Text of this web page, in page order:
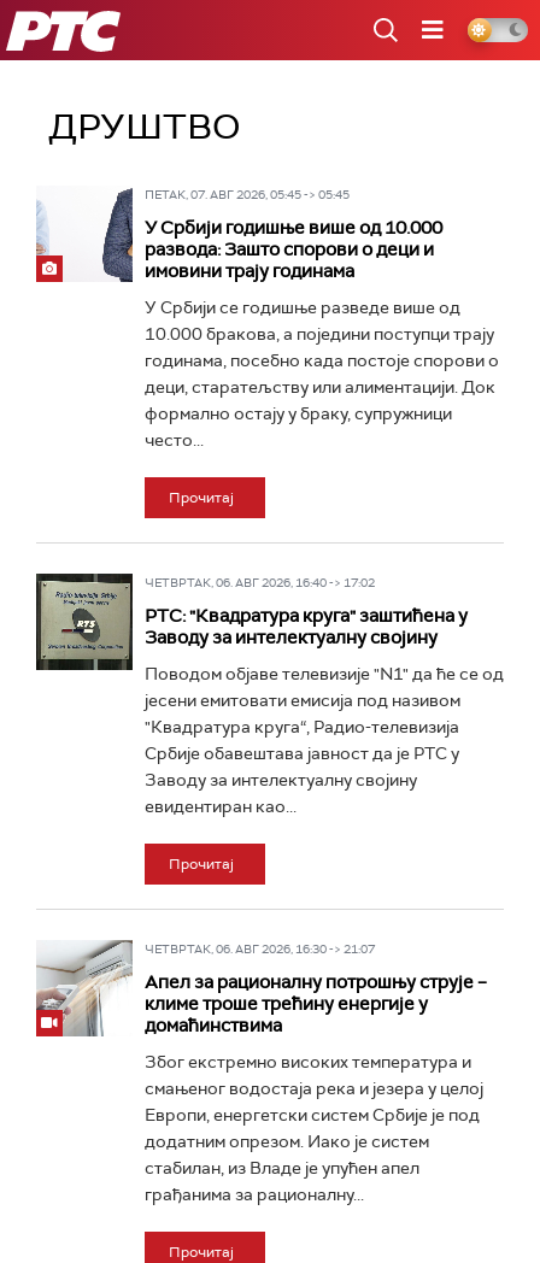
РТС
ДРУШТВО
ПЕТАК, 07. АВГ 2026, 05:45 -> 05:45
У Србији годишње више од 10.000
развода: Зашто спорови о деци и
имовини трају годинама
У Србији се годишње разведе више од
10.000 бракова, a поједини поступци трају
годинама, посебно када постоје спорови о
деци, старатељству или алиментацији. Док
формално остају у браку, супружници
често...
Прочитај
ЧЕТВРТАК, 06. АВГ 2026, 16:40 -> 17:02
РТС: "Квадратура круга" заштићена у
Заводу за интелектуалну својину
Поводом објаве телевизије "N1" да ће се од
јесени емитовати емисија под називом
"Квадратура круга“, Радио-телевизија
Србије обавештава јавност да је РТС у
Заводу за интелектуалну својину
евидентиран као...
Прочитај
ЧЕТВРТАК, 06. АВГ 2026, 16:30 -> 21:07
Апел за рационалну потрошњу струје –
климе троше трећину енергије у
домаћинствима
Због екстремно високих температура и
смањеног водостаја река и језера у целој
Европи, енергетски систем Србије је под
додатним опрезом. Иако је систем
стабилан, из Владе је упућен апел
грађанима за рационалну...
Прочитај